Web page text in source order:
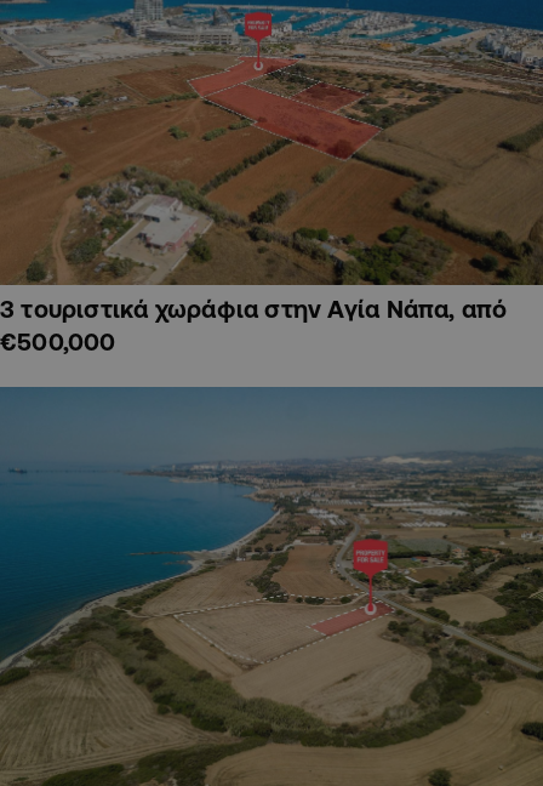
3 τουριστικά χωράφια στην Αγία Νάπα, από
€500,000